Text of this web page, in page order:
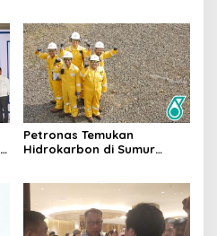
Petronas Temukan
Hidrokarbon di Sumur